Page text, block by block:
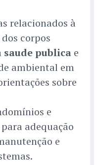
relacionados à
corpos
saude publica e
ambiental em
sobre
e
adequação
e